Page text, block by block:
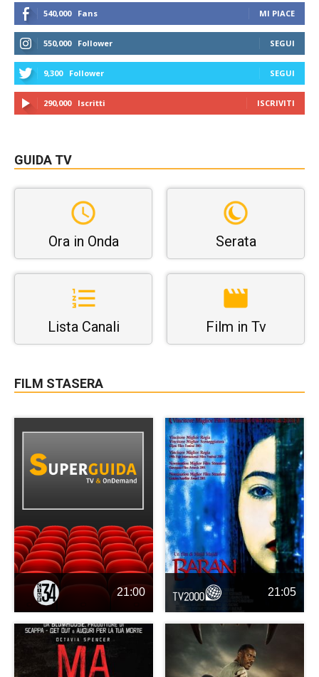
540,000 Fans MI PIACE
550,000 Follower SEGUI
9,300 Follower SEGUI
290,000 Iscritti ISCRIVITI
GUIDA TV
Ora in Onda Serata
Lista Canali Film in Tv
FILM STASERA
21:00 21:05